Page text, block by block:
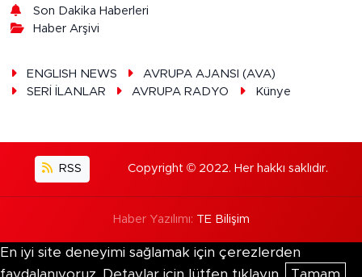
Son Dakika Haberleri
Haber Arşivi
ENGLISH NEWS
AVRUPA AJANSI (AVA)
SERİ İLANLAR
AVRUPA RADYO Künye
RSS Copyright © 2022. Her hakkı saklıdır.
Haber Yazılımı: TE Bilişim
En iyi site deneyimi sağlamak için çerezlerden
faydalanıyoruz. Detaylar için lütfen tıklayın.
Tamam